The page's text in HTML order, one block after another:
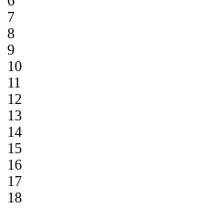
7
8
9
10
11
12
13
14
15
16
17
18